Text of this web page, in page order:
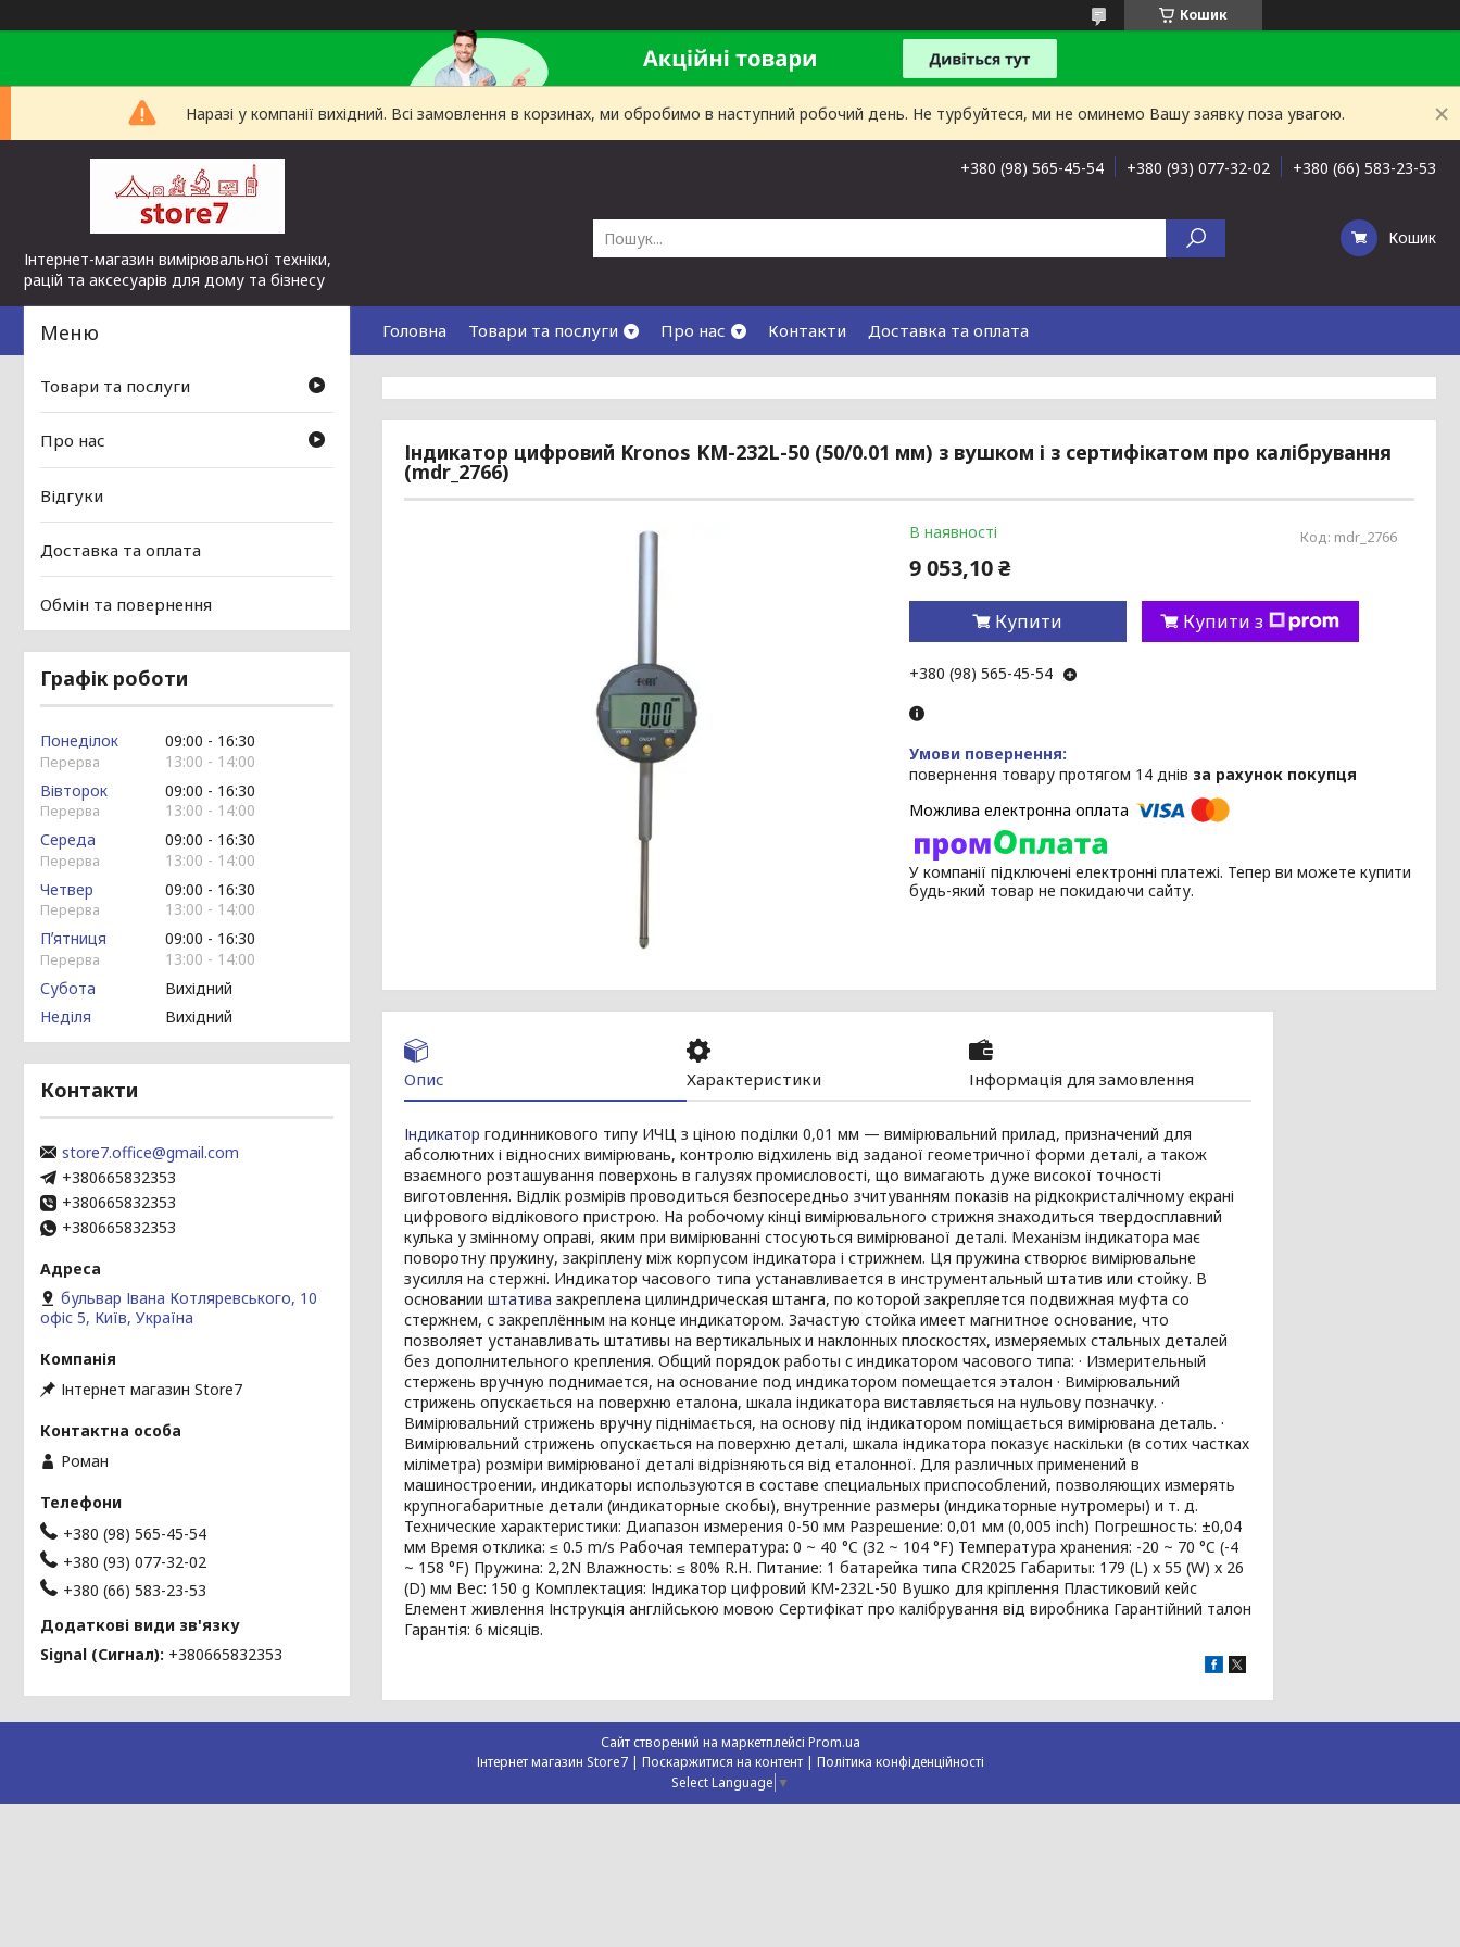
Кошик
Наразі у компанії вихідний. Всі замовлення в корзинах, ми обробимо в наступний робочий день. Не турбуйтеся, ми не оминемо Вашу заявку поза увагою.
Інтернет-магазин вимірювальної техніки,
рацій та аксесуарів для дому та бізнесу
+380 (98) 565-45-54 +380 (93) 077-32-02 +380 (66) 583-23-53
Кошик
Головна Товари та послуги Про нас Контакти Доставка та оплата
Індикатор цифровий Kronos KM-232L-50 (50/0.01 мм) з вушком і з сертифікатом про калібрування
(mdr_2766)
В наявності Код: mdr_2766
9 053,10 ₴
Купити Купити з
+380 (98) 565-45-54
повернення товару протягом 14 днів за рахунок покупця
У компанії підключені електронні платежі. Тепер ви можете купити
будь-який товар не покидаючи сайту.
Опис Характеристики Інформація для замовлення
Індикатор годинникового типу ИЧЦ з ціною поділки 0,01 мм — вимірювальний прилад, призначений для
абсолютних і відносних вимірювань, контролю відхилень від заданої геометричної форми деталі, а також
взаємного розташування поверхонь в галузях промисловості, що вимагають дуже високої точності
виготовлення. Відлік розмірів проводиться безпосередньо зчитуванням показів на рідкокристалічному екрані
цифрового відлікового пристрою. На робочому кінці вимірювального стрижня знаходиться твердосплавний
кулька у змінному оправі, яким при вимірюванні стосуються вимірюваної деталі. Механізм індикатора має
поворотну пружину, закріплену між корпусом індикатора і стрижнем. Ця пружина створює вимірювальне
зусилля на стержні. Индикатор часового типа устанавливается в инструментальный штатив или стойку. В
основании штатива закреплена цилиндрическая штанга, по которой закрепляется подвижная муфта со
стержнем, с закреплённым на конце индикатором. Зачастую стойка имеет магнитное основание, что
позволяет устанавливать штативы на вертикальных и наклонных плоскостях, измеряемых стальных деталей
без дополнительного крепления. Общий порядок работы с индикатором часового типа: · Измерительный
стержень вручную поднимается, на основание под индикатором помещается эталон · Вимірювальний
стрижень опускається на поверхню еталона, шкала індикатора виставляється на нульову позначку. ·
Вимірювальний стрижень вручну піднімається, на основу під індикатором поміщається вимірювана деталь. ·
Вимірювальний стрижень опускається на поверхню деталі, шкала індикатора показує наскільки (в сотих частках
міліметра) розміри вимірюваної деталі відрізняються від еталонної. Для различных применений в
машиностроении, индикаторы используются в составе специальных приспособлений, позволяющих измерять
крупногабаритные детали (индикаторные скобы), внутренние размеры (индикаторные нутромеры) и т. д.
Технические характеристики: Диапазон измерения 0-50 мм Разрешение: 0,01 мм (0,005 inch) Погрешность: ±0,04
мм Время отклика: ≤ 0.5 m/s Рабочая температура: 0 ~ 40 °C (32 ~ 104 °F) Температура хранения: -20 ~ 70 °C (-4
~ 158 °F) Пружина: 2,2N Влажность: ≤ 80% R.H. Питание: 1 батарейка типа CR2025 Габариты: 179 (L) x 55 (W) x 26
(D) мм Вес: 150 g Комплектация: Індикатор цифровий KM-232L-50 Вушко для кріплення Пластиковий кейс
Елемент живлення Інструкція англійською мовою Сертифікат про калібрування від виробника Гарантійний талон
Гарантія: 6 місяців.
Товари та послуги
Про нас
Відгуки
Доставка та оплата
Обмін та повернення
Графік роботи
Понеділок 09:00
16:30
13:00
14:00
Вівторок
09:00
16:30
13:00
14:00
Середа
09:00
16:30
13:00
14:00
Четвер
09:00
16:30
13:00
14:00
Пʼятниця
09:00
16:30
13:00
14:00
Субота
Вихідний
Неділя
Вихідний
Контакти
store7.office@gmail.com
+380665832353
+380665832353
+380665832353
бульвар Івана Котляревського, 10
офіс 5, Київ, Україна
Інтернет магазин Store7
Роман
+380 (98) 565-45-54
+380 (93) 077-32-02
+380 (66) 583-23-53
Signal (Сигнал) +380665832353
Сайт створений на маркетплейсі Prom.ua
Інтернет магазин Store7 | Поскаржитися на контент | Політика конфіденційності
Select Language ▼